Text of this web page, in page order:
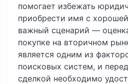
помогает избежать
приобрести имя с
важный сценарий —
покупке на вторичном
является одним из
поисковых систем, и
сделкой необходимо